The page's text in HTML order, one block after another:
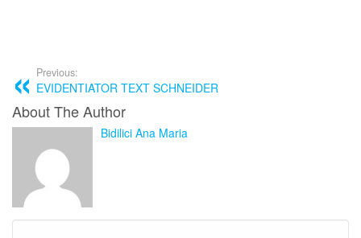
Previous:
EVIDENTIATOR TEXT SCHNEIDER
About The Author
Bidilici Ana Maria